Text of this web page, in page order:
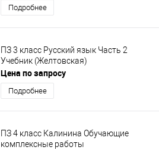
Подробнее
ПЗ 3 класс Русский язык Часть 2
Учебник (Желтовская)
Цена по запросу
Подробнее
ПЗ 4 класс Калинина Обучающие
комплексные работы